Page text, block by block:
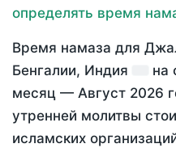
определять время
Время намаза для
Бенгалии, Индия
на
месяц — Август 2026
утренней молитвы
исламских